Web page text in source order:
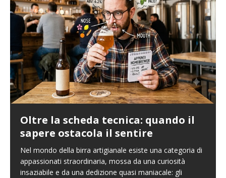
Oltre la scheda tecnica: quando il
sapere ostacola il sentire
Nel mondo della birra artigianale esiste una categoria di
appassionati straordinaria, mossa da una curiosità
insaziabile e da una dedizione quasi maniacale: gli